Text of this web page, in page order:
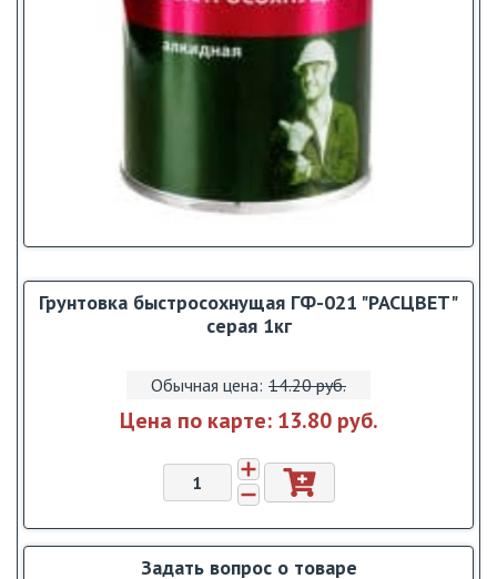
Грунтовка быстросохнущая ГФ-021 "РАСЦВЕТ"
серая 1кг
Обычная цена: 14.20 pуб.
Цена по карте: 13.80 pуб.
Задать вопрос о товаре